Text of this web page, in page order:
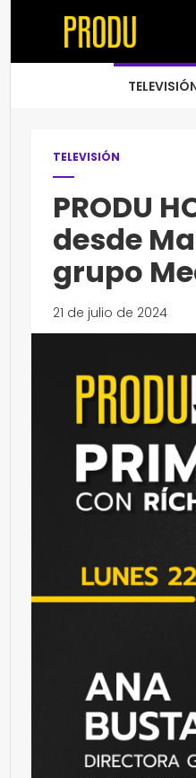
TELEVISIÓN
PRODU
desde
grupo
21 de julio de 2024